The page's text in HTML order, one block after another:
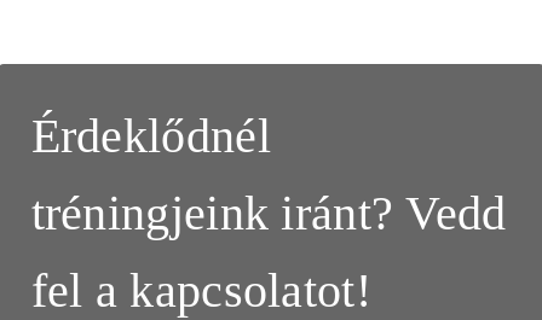
Érdeklődnél
tréningjeink iránt? Vedd
fel a kapcsolatot!